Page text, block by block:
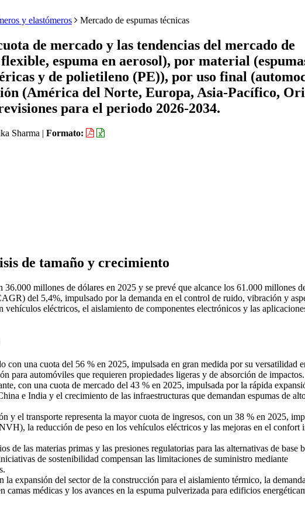
y elastómeros Mercado de espumas técnicas
de mercado y las tendencias del mercado de
espuma en aerosol), por material
y de polietileno (PE)), por uso final
(América del Norte, Europa, Asia-Pacífico,
para el periodo 2026-2034.
Sharma | Formato:
de tamaño y crecimiento
millones de dólares en 2025 y se prevé que alcance los 61.000 millones
del 5,4%, impulsado por la demanda en el control de ruido, vibración y
eléctricos, el aislamiento de componentes electrónicos y las
con una cuota del 56 % en 2025, impulsada en gran medida por su versatilidad
para automóviles que requieren propiedades ligeras y de absorción de impactos.
con una cuota de mercado del 43 % en 2025, impulsada por la rápida
e India y el crecimiento de las infraestructuras que demandan espumas de
y el transporte representa la mayor cuota de ingresos, con un 38 % en 2025,
la reducción de peso en los vehículos eléctricos y las mejoras en el confort
de las materias primas y las presiones regulatorias para las alternativas de base
de sostenibilidad compensan las limitaciones de suministro mediante
expansión del sector de la construcción para el aislamiento térmico, la
camas médicas y los avances en la espuma pulverizada para edificios